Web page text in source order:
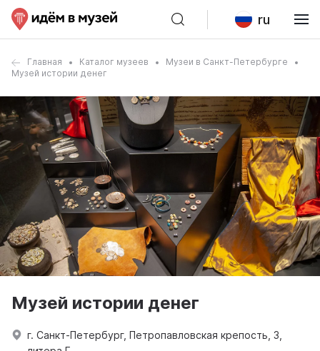
ru
Главная Каталог музеев
Музеи в Санкт-Петербурге
Музей истории денег
Музей истории денег
г. Санкт-Петербург, Петропавловская крепость, 3,